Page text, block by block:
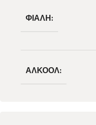
ΦΙΆΛΗ:
ΑΛΚΟΌΛ: